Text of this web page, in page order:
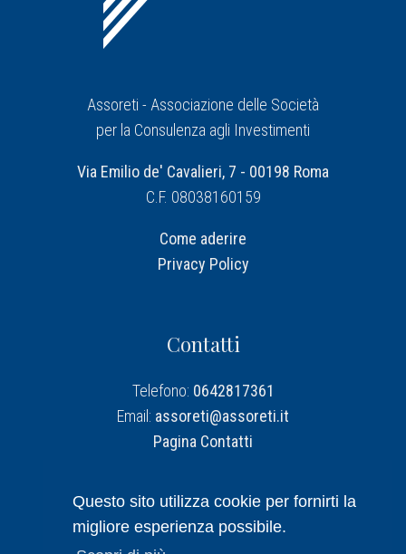
Questo sito utilizza cookie per fornirti la
migliore esperienza possibile.
Assoreti - Associazione delle Società
per la Consulenza agli Investimenti
Via Emilio de' Cavalieri, 7 - 00198 Roma
C.F. 08038160159
Come aderire
Privacy Policy
Contatti
Telefono: 0642817361
Email: assoreti@assoreti.it
Pagina Contatti